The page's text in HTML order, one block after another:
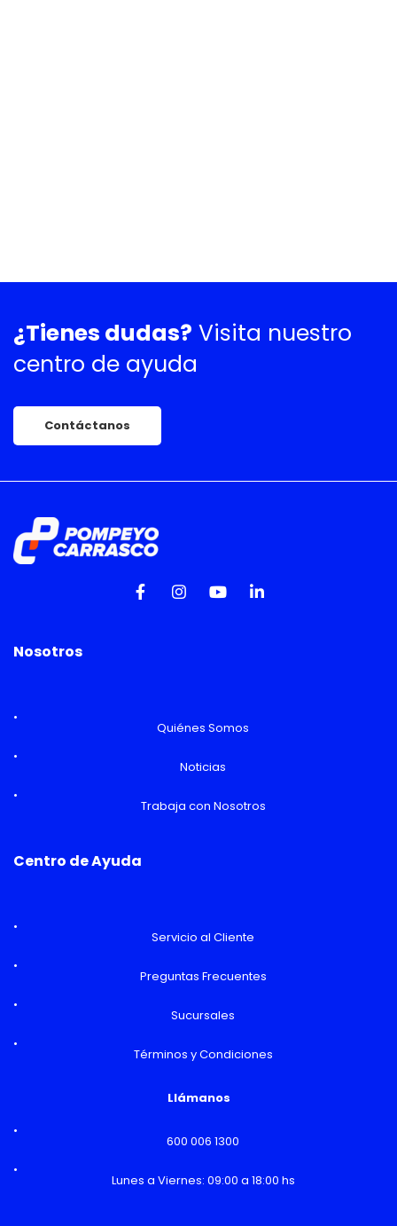
¿Tienes dudas? Visita nuestro
centro de ayuda
Contáctanos
Nosotros
Quiénes Somos
Noticias
Trabaja con Nosotros
Centro de Ayuda
Servicio al Cliente
Preguntas Frecuentes
Sucursales
Términos y Condiciones
Llámanos
600 006 1300
Lunes a Viernes: 09:00 a 18:00 hs